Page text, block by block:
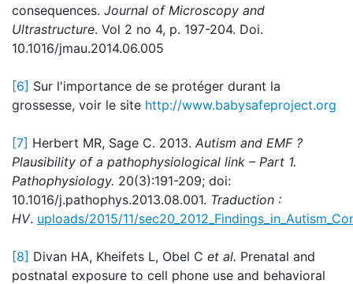
consequences. Journal of Microscopy and
Ultrastructure. Vol 2 no 4, p. 197-204. Doi.
10.1016/jmau.2014.06.005
[6] Sur l'importance de se protéger durant la
grossesse, voir le site http://www.babysafeproject.org
[7] Herbert MR, Sage C. 2013. Autism and EMF ?
Plausibility of a pathophysiological link – Part 1.
Pathophysiology. 20(3):191-209; doi:
10.1016/j.pathophys.2013.08.001. Traduction :
HV. uploads/2015/11/
[8] Divan HA, Kheifets L, Obel C et al. Prenatal and
postnatal exposure to cell phone use and behavioral